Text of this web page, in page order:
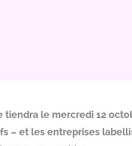
tiendra le mercredi 12
– et les entreprises